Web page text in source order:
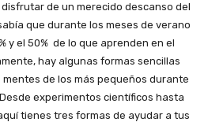
de un merecido descanso del
que durante los meses de verano
y el 50% de lo que aprenden en el
hay algunas formas sencillas
de los más pequeños durante
experimentos científicos hasta
tienes tres formas de ayudar a tus